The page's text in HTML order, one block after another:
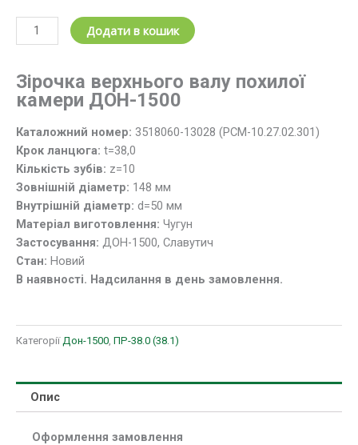
Зірочка
РСМ-10.27.02.301
t=38.0)
валу
камери
ДОН-1500
кількість
Додати в кошик
Зірочка верхнього валу похилої
камери ДОН-1500
Каталожний номер: 3518060-13028 (РСМ-10.27.02.301)
Крок ланцюга: t=38,0
Кількість зубів: z=10
Зовнішній діаметр: 148 мм
Внутрішній діаметр: d=50 мм
Матеріал виготовлення: Чугун
Застосування: ДОН-1500, Славутич
Стан: Новий
В наявності. Надсилання в день замовлення.
Категорії Дон-1500 ПР-38.0 (38.1)
Опис
Оформлення замовлення